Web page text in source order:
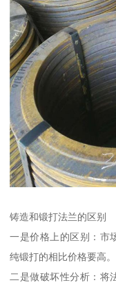
铸造和锻打法兰的区别
一是价格上的区别：市
纯锻打的相比价格要高。
二是做破坏性分析：将